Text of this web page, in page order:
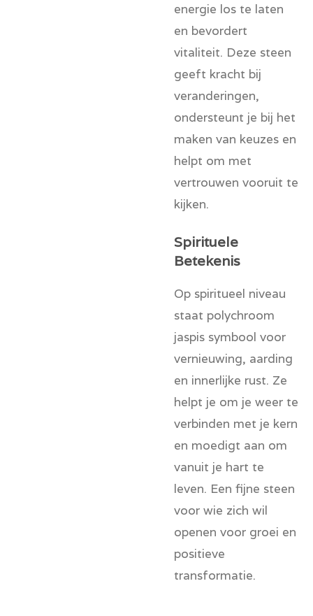
energie los te laten
en bevordert
vitaliteit. Deze steen
geeft kracht bij
veranderingen,
ondersteunt je bij het
maken van keuzes en
helpt om met
vertrouwen vooruit te
kijken.
Spirituele
Betekenis
Op spiritueel niveau
staat polychroom
jaspis symbool voor
vernieuwing, aarding
en innerlijke rust. Ze
helpt je om je weer te
verbinden met je kern
en moedigt aan om
vanuit je hart te
leven. Een fijne steen
voor wie zich wil
openen voor groei en
positieve
transformatie.